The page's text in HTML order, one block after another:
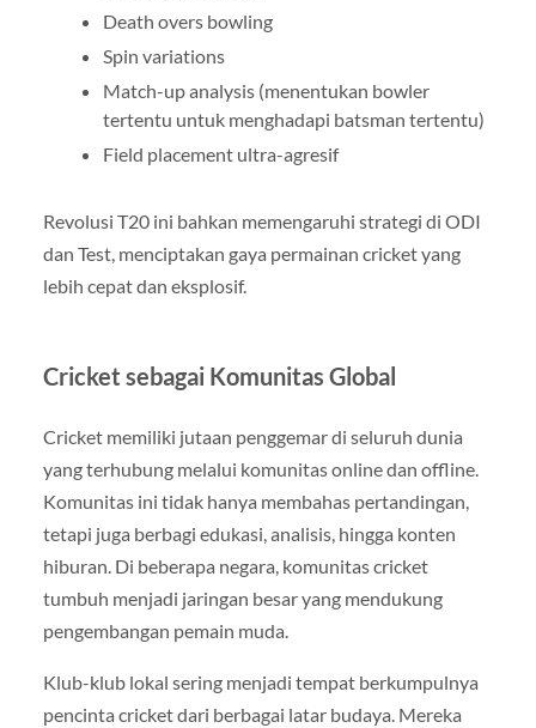
Death overs bowling
Spin variations
Match-up analysis (menentukan bowler
tertentu untuk menghadapi batsman tertentu)
Field placement ultra-agresif
Revolusi T20 ini bahkan memengaruhi strategi di ODI
dan Test, menciptakan gaya permainan cricket yang
lebih cepat dan eksplosif.
Cricket sebagai Komunitas Global
Cricket memiliki jutaan penggemar di seluruh dunia
yang terhubung melalui komunitas online dan offline.
Komunitas ini tidak hanya membahas pertandingan,
tetapi juga berbagi edukasi, analisis, hingga konten
hiburan. Di beberapa negara, komunitas cricket
tumbuh menjadi jaringan besar yang mendukung
pengembangan pemain muda.
Klub-klub lokal sering menjadi tempat berkumpulnya
pencinta cricket dari berbagai latar budaya. Mereka